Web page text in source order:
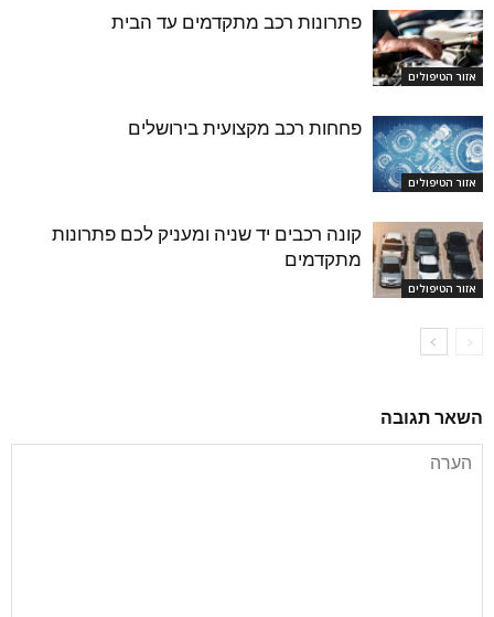
אזור הטיפולים
פתרונות רכב מתקדמים עד הבית
אזור הטיפולים
פחחות רכב מקצועית בירושלים
אזור הטיפולים
קונה רכבים יד שניה ומעניק לכם פתרונות
מתקדמים
השאר תגובה